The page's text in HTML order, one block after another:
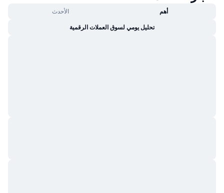
أهم الأحدث
تحليل يومي لسوق العملات الرقمية